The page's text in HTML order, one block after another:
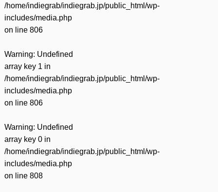
/home/indiegrab/indiegrab.jp/public_html/wp-
includes/media.php
on line 806
Warning: Undefined
array key 1 in
/home/indiegrab/indiegrab.jp/public_html/wp-
includes/media.php
on line 806
Warning: Undefined
array key 0 in
/home/indiegrab/indiegrab.jp/public_html/wp-
includes/media.php
on line 808